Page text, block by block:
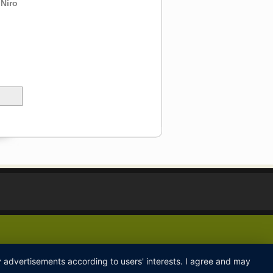
according to users' interests. I agree and may